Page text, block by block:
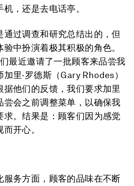
，还是去电话亭。
通过调查和研究总结出的，但
中扮演着极其积极的角色。
最近邀请了一批顾客来品尝我
里·罗德斯（Gary Rhodes）
据他们的反馈，我们要求加里
尝会之前调整菜单，以确保我
求。结果是：顾客们因为感觉
开心。
服务方面，顾客的品味在不断